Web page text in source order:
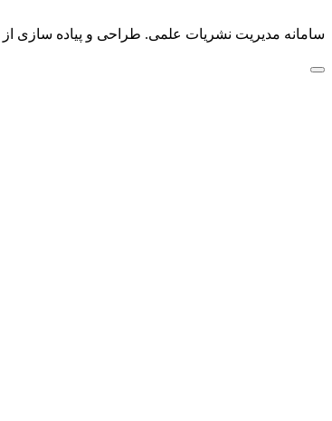
سامانه مدیریت نشریات علمی. طراحی و پیاده سازی از